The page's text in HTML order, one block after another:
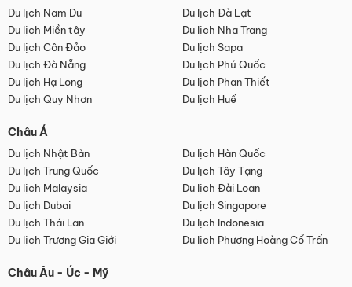
Du lịch Nam Du
Du lịch Đà Lạt
Du lịch Miền tây
Du lịch Nha Trang
Du lịch Côn Đảo
Du lịch Sapa
Du lịch Đà Nẵng
Du lịch Phú Quốc
Du lịch Hạ Long
Du lịch Phan Thiết
Du lịch Quy Nhơn
Du lịch Huế
Châu Á
Du lịch Nhật Bản
Du lịch Hàn Quốc
Du lịch Trung Quốc
Du lịch Tây Tạng
Du lịch Malaysia
Du lịch Đài Loan
Du lịch Dubai
Du lịch Singapore
Du lịch Thái Lan
Du lịch Indonesia
Du lịch Trương Gia Giới
Du lịch Phượng Hoàng Cổ Trấn
Châu Âu - Úc - Mỹ